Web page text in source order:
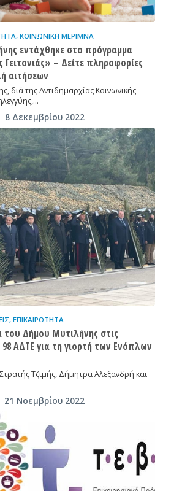
, ΚΟΙΝΩΝΙΚΉ ΜΈΡΙΜΝΑ
εντάχθηκε στο πρόγραμμα
– Δείτε πληροφορίες
αιτήσεων
διά της Αντιδημαρχίας Κοινωνικής
8 Δεκεμβρίου 2022
, ΕΠΙΚΑΙΡΌΤΗΤΑ
Δήμου Μυτιλήνης στις
98 ΑΔΤΕ για τη γιορτή των Ενόπλων
Τζιμής, Δήμητρα Αλεξανδρή και
21 Νοεμβρίου 2022